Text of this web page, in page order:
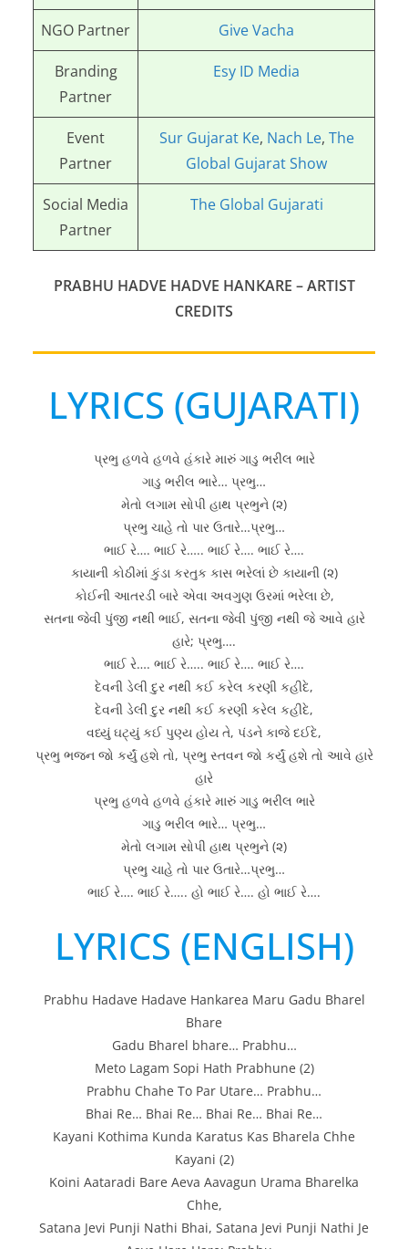
NGO Partner Give Vacha
Branding
Partner
Esy ID Media
Event
Partner
Sur Gujarat Ke, Nach Le, The
Global Gujarat Show
Social Media
Partner
The Global Gujarati
PRABHU HADVE HADVE HANKARE – ARTIST
CREDITS
LYRICS (GUJARATI)
પ્રભુ હળવે હળવે હંકારે મારું ગાડુ ભરીલ ભારે
ગાડુ ભરીલ ભારે… પ્રભુ…
મેતો લગામ સોપી હાથ પ્રભુને (૨)
પ્રભુ ચાહે તો પાર ઉતારે…પ્રભુ…
ભાઈ રે…. ભાઈ રે….. ભાઈ રે…. ભાઈ રે….
કાયાની કોઠીમાં કુંડા કરતુક કાસ ભરેલાં છે કાયાની (૨)
કોઈની આતરડી બારે એવા અવગુણ ઉરમાં ભરેલા છે,
સતના જેવી પુંજી નથી ભાઈ, સતના જેવી પુંજી નથી જે આવે હારે
હારે; પ્રભુ….
ભાઈ રે…. ભાઈ રે….. ભાઈ રે…. ભાઈ રે….
દેવની ડેલી દુર નથી કઈ કરેલ કરણી કહીદે,
દેવની ડેલી દુર નથી કઈ કરણી કરેલ કહીદે,
વધ્યું ઘટ્યું કઈ પુણ્ય હોય તે, પંડને કાજે દઈદે,
પ્રભુ ભજન જો કર્યું હશે તો, પ્રભુ સ્તવન જો કર્યું હશે તો આવે હારે
હારે
પ્રભુ હળવે હળવે હંકારે મારું ગાડુ ભરીલ ભારે
ગાડુ ભરીલ ભારે… પ્રભુ…
મેતો લગામ સોપી હાથ પ્રભુને (૨)
પ્રભુ ચાહે તો પાર ઉતારે…પ્રભુ…
ભાઈ રે…. ભાઈ રે….. હો ભાઈ રે…. હો ભાઈ રે….
LYRICS (ENGLISH)
Prabhu Hadave Hadave Hankarea Maru Gadu Bharel
Bhare
Gadu Bharel bhare… Prabhu…
Meto Lagam Sopi Hath Prabhune (2)
Prabhu Chahe To Par Utare… Prabhu…
Bhai Re… Bhai Re… Bhai Re… Bhai Re…
Kayani Kothima Kunda Karatus Kas Bharela Chhe
Kayani (2)
Koini Aataradi Bare Aeva Aavagun Urama Bharelka
Chhe,
Satana Jevi Punji Nathi Bhai, Satana Jevi Punji Nathi Je